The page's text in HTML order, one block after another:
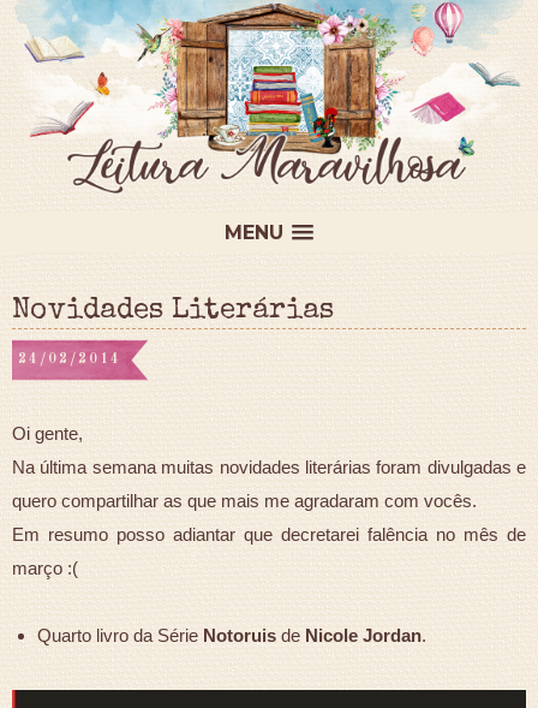
MENU
Novidades Literárias
24/02/2014
Oi gente,
Na última semana muitas novidades literárias foram divulgadas e
quero compartilhar as que mais me agradaram com vocês.
Em resumo posso adiantar que decretarei falência no mês de
março :(
Quarto livro da Série Notoruis deNicole Jordan.